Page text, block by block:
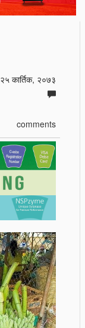
२५ कार्तिक, २०७३
comments